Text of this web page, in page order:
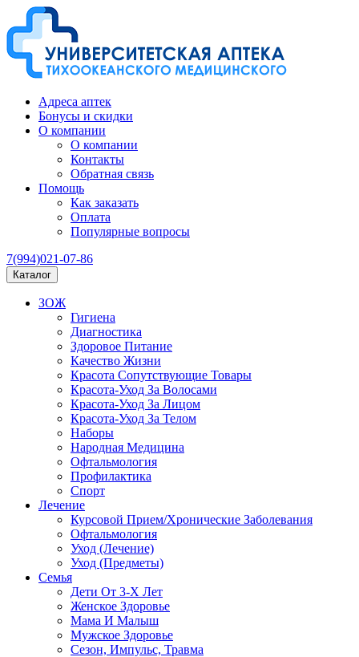
Адреса аптек
Бонусы и скидки
О компании
О компании
Контакты
Обратная связь
Помощь
Как заказать
Оплата
Популярные вопросы
7(994)021-07-86
Каталог
ЗОЖ
Гигиена
Диагностика
Здоровое Питание
Качество Жизни
Красота Сопутствующие Товары
Красота-Уход За Волосами
Красота-Уход За Лицом
Красота-Уход За Телом
Наборы
Народная Медицина
Офтальмология
Профилактика
Спорт
Лечение
Курсовой Прием/Хронические Заболевания
Офтальмология
Уход (Лечение)
Уход (Предметы)
Семья
Дети От 3-Х Лет
Женское Здоровье
Мама И Малыш
Мужское Здоровье
Сезон, Импульс, Травма